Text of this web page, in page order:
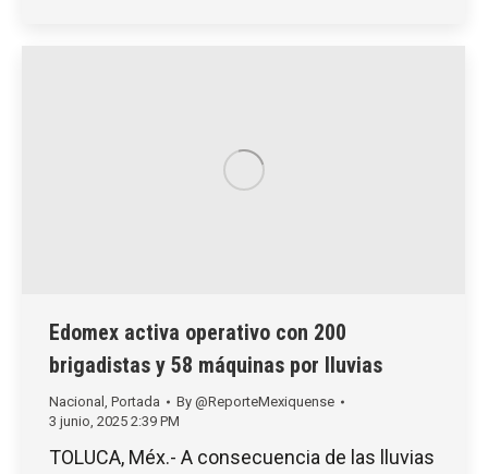
Edomex activa operativo con 200
brigadistas y 58 máquinas por lluvias
Nacional Portada By @ReporteMexiquense
3 junio, 2025 2:39 PM
TOLUCA, Méx.- A consecuencia de las lluvias